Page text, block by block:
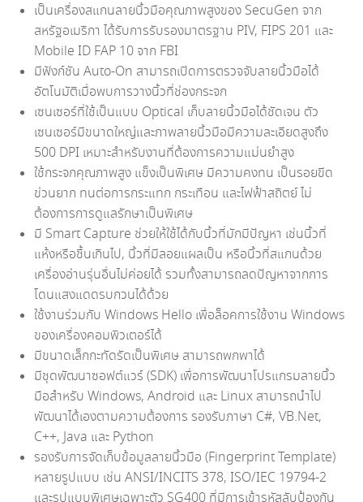
เป็นเครื่องสแกนลายนิ้วมือคุณภาพสูงของ SecuGen จาก
สหรัฐอเมริกา ได้รับการรับรองมาตรฐาน PIV, FIPS 201 และ
Mobile ID FAP 10 จาก FBI
มีฟังก์ชัน Auto-On สามารถเปิดการตรวจจับลายนิ้วมือได้
อัตโนมัติเมื่อพบการวางนิ้วที่ช่องกระจก
เซนเซอร์ที่ใช้เป็นแบบ Optical เก็บลายนิ้วมือได้ชัดเจน ตัว
เซนเซอร์มีขนาดใหญ่และภาพลายนิ้วมือมีความละเอียดสูงถึง
500 DPI เหมาะสำหรับงานที่ต้องการความแม่นยำสูง
ใช้กระจกคุณภาพสูง แข็งเป็นพิเศษ มีความคงทน เป็นรอยขีด
ข่วนยาก ทนต่อการกระแทก กระเทือน และไฟฟ้าสถิตย์ ไม่
ต้องการการดูแลรักษาเป็นพิเศษ
มี Smart Capture ช่วยให้ใช้ได้กับนิ้วที่มักมีปัญหา เช่นนิ้วที่
แห้งหรือชื้นเกินไป, นิ้วที่มีลอยแผลเป็น หรือนิ้วที่สแกนด้วย
เครื่องอ่านรุ่นอื่นไม่ค่อยได้ รวมทั้งสามารถลดปัญหาจากการ
โดนแสงแดดรบกวนได้ด้วย
ใช้งานร่วมกับ Windows Hello เพื่อล็อคการใช้งาน Windows
ของเครื่องคอมพิวเตอร์ได้
มีขนาดเล็กกะทัดรัดเป็นพิเศษ สามารถพกพาได้
มีชุดพัฒนาซอฟต์แวร์ (SDK) เพื่อการพัฒนาโปรแกรมลายนิ้ว
มือสำหรับ Windows, Android และ Linux สามารถนำไป
พัฒนาได้เองตามความต้องการ รองรับภาษา C#, VB.Net,
C++, Java และ Python
รองรับการจัดเก็บข้อมูลลายนิ้วมือ (Fingerprint Template)
หลายรูปแบบ เช่น ANSI/INCITS 378, ISO/IEC 19794-2
และรูปแบบพิเศษเฉพาะตัว SG400 ที่มีการเข้ารหัสลับป้องกัน